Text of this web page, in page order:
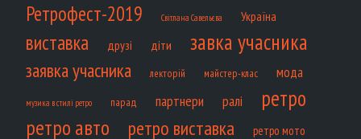
Ретрофест-2019 Світлана Савельєва Україна
виставка друзі діти завка учасника
заявка учасника лекторій майстер-клас мода
музика в стилі ретро парад партнери ралі ретро
ретро авто ретро виставка ретро мото